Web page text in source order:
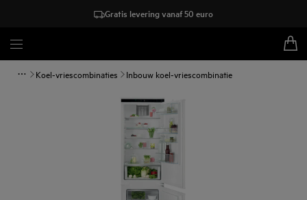
Gratis levering vanaf 50 euro
Koel-vriescombinaties Inbouw koel-vriescombinatie